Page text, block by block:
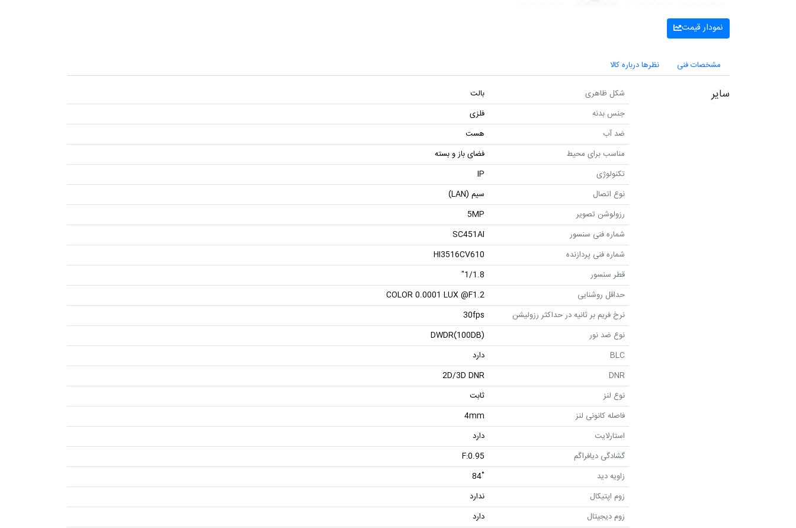
نمودار قیمت
مشخصات فنی نظرها درباره کالا
سایر شکل ظاهری
بالت
جنس بدنه
فلزی
ضد آب
هست
مناسب برای محیط
فضای باز و بسته
تکنولوژی
IP
نوع اتصال
سیم (LAN)
رزولوشن تصویر
5MP
شماره فنی سنسور
SC451AI
شماره فنی پردازنده
HI3516CV610
قطر سنسور
1/1.8"
حداقل روشنایی
COLOR 0.0001 LUX @F1.2
نرخ فریم بر ثانیه در حداکثر رزولیشن
30fps
نوع ضد نور
DWDR(100DB)
BLC
دارد
DNR
2D/3D DNR
نوع لنز
ثابت
فاصله کانونی لنز
4mm
استارلایت
دارد
گشادگی دیافراگم
F:0.95
زاویه دید
˚84
زوم اپتیکال
ندارد
زوم دیجیتال
دارد